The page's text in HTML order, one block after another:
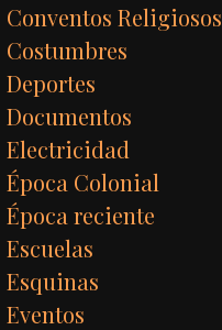
Conventos Religiosos
Costumbres
Deportes
Documentos
Electricidad
Época Colonial
Época reciente
Escuelas
Esquinas
Eventos